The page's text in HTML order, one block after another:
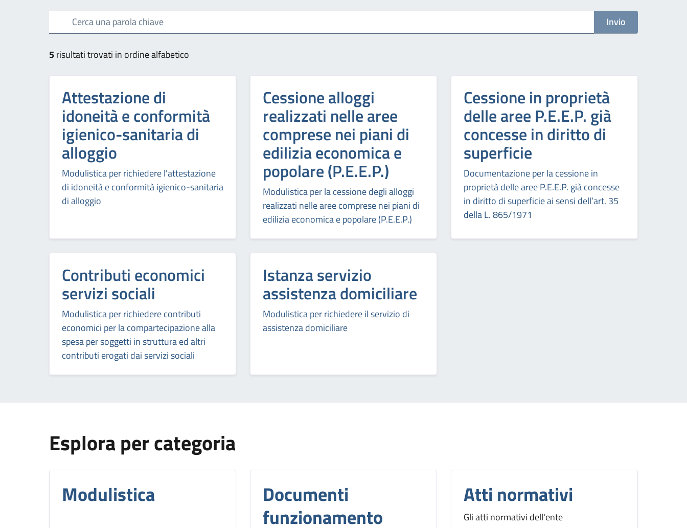
Invio
5risultati trovati in ordine alfabetico
Attestazione di
idoneità e conformità
igienico-sanitaria di
alloggio
Modulistica per richiedere l'attestazione
di idoneità e conformità igienico-sanitaria
di alloggio
Cessione alloggi
realizzati nelle aree
comprese nei piani di
edilizia economica e
popolare (P.E.E.P.)
Modulistica per la cessione degli alloggi
realizzati nelle aree comprese nei piani di
edilizia economica e popolare (P.E.E.P.)
Cessione in proprietà
delle aree P.E.E.P. già
concesse in diritto di
superficie
Documentazione per la cessione in
proprietà delle aree P.E.E.P. già concesse
in diritto di superficie ai sensi dell’art. 35
della L. 865/1971
Contributi economici
servizi sociali
Modulistica per richiedere contributi
economici per la compartecipazione alla
spesa per soggetti in struttura ed altri
contributi erogati dai servizi sociali
Istanza servizio
assistenza domiciliare
Modulistica per richiedere il servizio di
assistenza domiciliare
Esplora per categoria
Modulistica
Documenti
funzionamento
Atti normativi
Gli atti normativi dell'ente